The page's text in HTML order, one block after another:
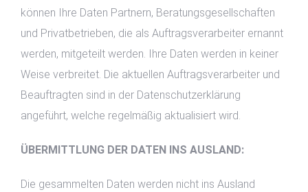
können Ihre Daten Partnern, Beratungsgesellschaften
und Privatbetrieben, die als Auftragsverarbeiter ernannt
werden, mitgeteilt werden. Ihre Daten werden in keiner
Weise verbreitet. Die aktuellen Auftragsverarbeiter und
Beauftragten sind in der Datenschutzerklärung
angeführt, welche regelmäßig aktualisiert wird.
ÜBERMITTLUNG DER DATEN INS AUSLAND:
Die gesammelten Daten werden nicht ins Ausland